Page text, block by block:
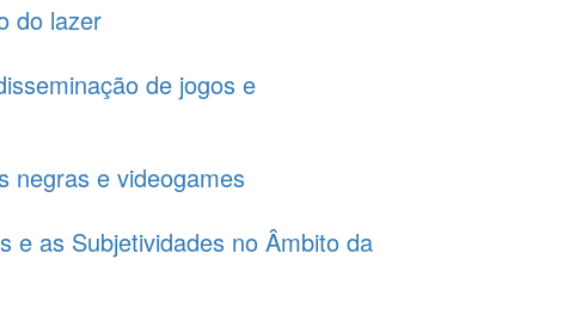
do lazer
de jogos e
negras e videogames
e as Subjetividades no Âmbito da